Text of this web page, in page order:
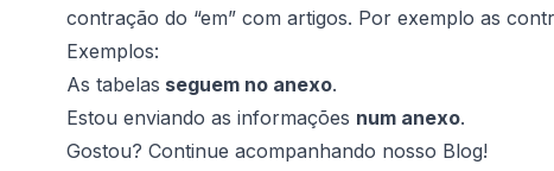
contração do “em” com artigos. Por exemplo as
Exemplos:
As tabelas seguem no anexo.
Estou enviando as informações num anexo.
Gostou? Continue acompanhando nosso Blog!